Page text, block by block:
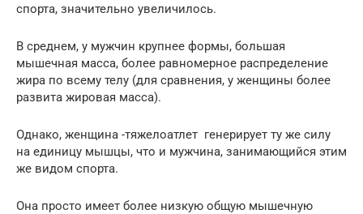
спорта, значительно увеличилось.
В среднем, у мужчин крупнее формы, большая
мышечная масса, более равномерное распределение
жира по всему телу (для сравнения, у женщины более
развита жировая масса).
Однако, женщина -тяжелоатлет генерирует ту же силу
на единицу мышцы, что и мужчина, занимающийся этим
же видом спорта.
Она просто имеет более низкую общую мышечную